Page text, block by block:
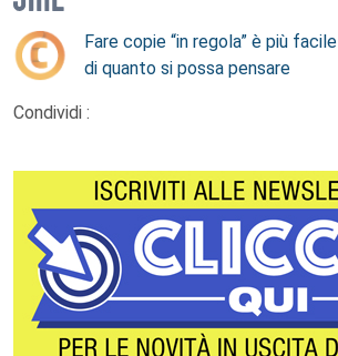
Fare copie “in regola” è più facile
di quanto si possa pensare
Condividi :